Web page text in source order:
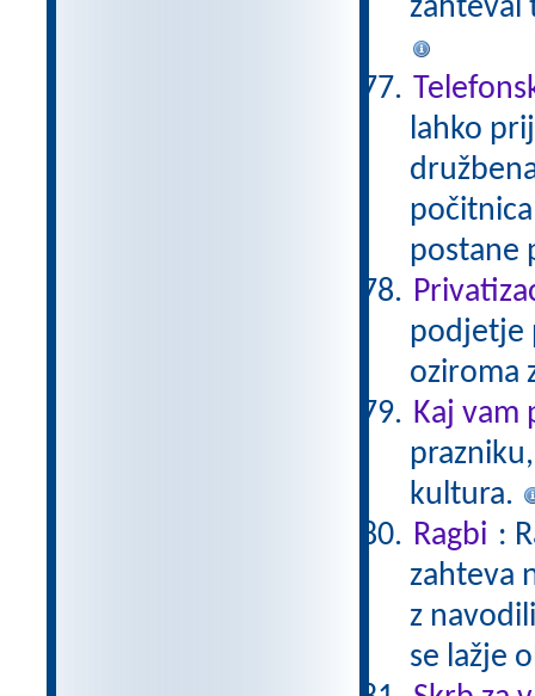
zahteval
lahko
postane
podjetje
oziroma
Kaj vam
kultura.
Ragbi :
zahteva
z
se lažje